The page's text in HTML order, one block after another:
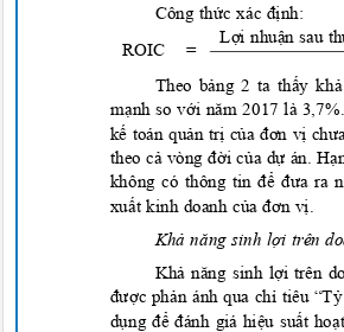
Công thức xác định:
Lợi nhuận sau
ROIC =
Theo bảng 2 ta thấyk
mạnh so với năm 2017 là 3 ,
kế toán quản trị của đơn vị
theo cả vòng đời của dự án.
không có thông tin để đưa ra
xuất kinh doanh của đơn vị
Khả năng sinh lợi trên
Khả năng sinh lợi trên
được phản ánh qua chỉ tiêu
dụng để đánh giá hiệu suất